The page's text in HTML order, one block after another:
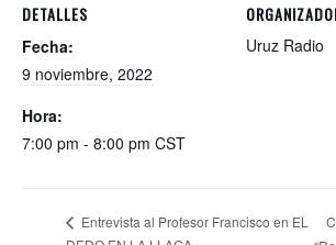
DETALLES
Fecha:
9 noviembre, 2022
Hora:
7:00 pm - 8:00 pm CST
Uruz Radio
Entrevista al Profesor Francisco en EL